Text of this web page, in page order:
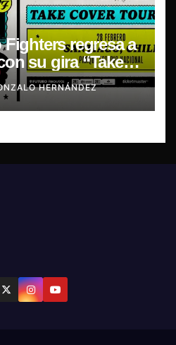
Fighters regresa a
su gira “Take
HERNÁNDEZ